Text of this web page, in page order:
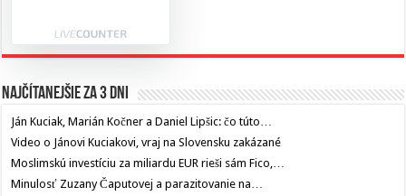
Najčítanejšie za 3 dni
Ján Kuciak, Marián Kočner a Daniel Lipšic: čo túto…
Video o Jánovi Kuciakovi, vraj na Slovensku zakázané
Moslimskú investíciu za miliardu EUR rieši sám Fico,…
Minulosť Zuzany Čaputovej a parazitovanie na…